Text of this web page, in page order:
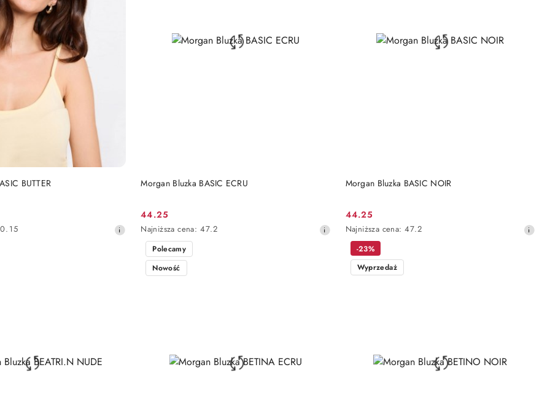
BUTTER
DO KOSZYKA Morgan Bluzka BASIC ECRU
Cena
promocyjna:
44.25
Najniższa
cena
30
dni
Najniższa cena: 47.2
DO KOSZYKA Morgan Bluzka BASIC NOIR
Cena
promocyjna:
44.25
Najniższa
cena
30
dni
Najniższa cena: 47.2
DO KOSZYKA
Polecamy
Nowość
-23%
Wyprzedaż